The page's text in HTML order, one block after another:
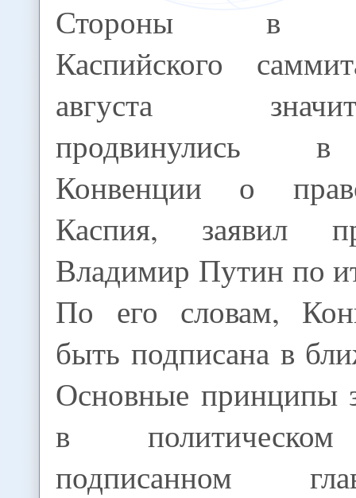
Стороны в
Каспийского
августа
продвинулись в
Конвенции о
Каспия, заявил
Владимир Путин по
По его словам,
быть подписана в
Основные принципы
в политическом
подписанном